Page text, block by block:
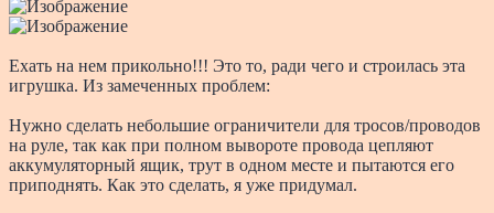
Ехать на нем прикольно!!! Это то, ради чего и строилась эта
игрушка. Из замеченных проблем:
Нужно сделать небольшие ограничители для тросов/проводов
на руле, так как при полном вывороте провода цепляют
аккумуляторный ящик, трут в одном месте и пытаются его
приподнять. Как это сделать, я уже придумал.